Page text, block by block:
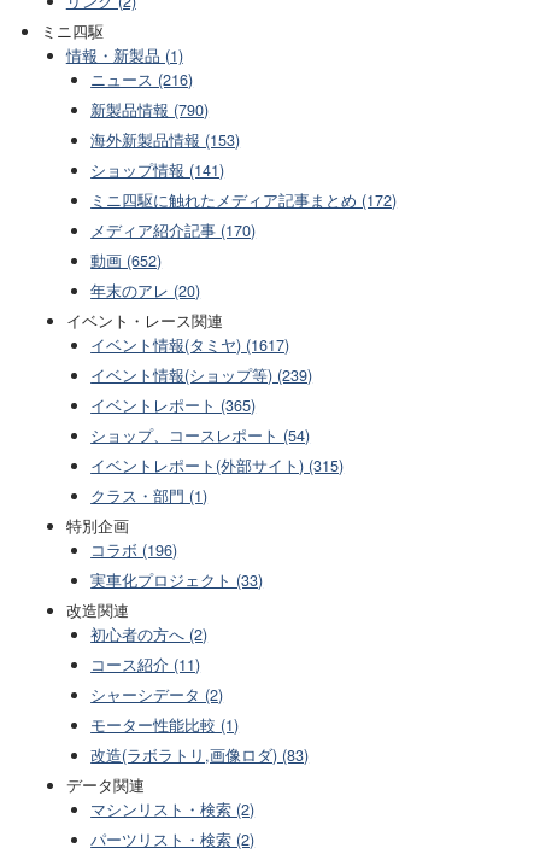
ミニ四駆
情報・新製品 (1)
ニュース (216)
新製品情報 (790)
海外新製品情報 (153)
ショップ情報 (141)
ミニ四駆に触れたメディア記事まとめ (172)
メディア紹介記事 (170)
動画 (652)
年末のアレ (20)
イベント・レース関連
イベント情報(タミヤ) (1617)
イベント情報(ショップ等) (239)
イベントレポート (365)
ショップ、コースレポート (54)
イベントレポート(外部サイト) (315)
クラス・部門 (1)
特別企画
コラボ (196)
実車化プロジェクト (33)
改造関連
初心者の方へ (2)
コース紹介 (11)
シャーシデータ (2)
モーター性能比較 (1)
改造(ラボラトリ,画像ロダ) (83)
データ関連
マシンリスト・検索 (2)
パーツリスト・検索 (2)